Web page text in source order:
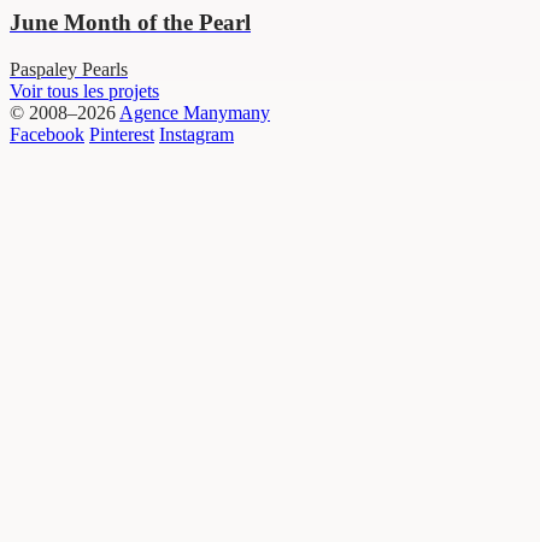
June Month of the Pearl
Paspaley Pearls
Voir tous les projets
© 2008–2026 Agence Manymany
Facebook Pinterest Instagram